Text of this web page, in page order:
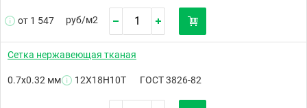
от 1 547 руб/м2
Сетка нержавеющая тканая
0.7х0.32 мм 12Х18Н10Т ГОСТ 3826-82